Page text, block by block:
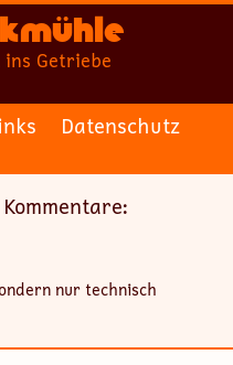
ins Getriebe
Datenschutz
Kommentare:
nur technisch